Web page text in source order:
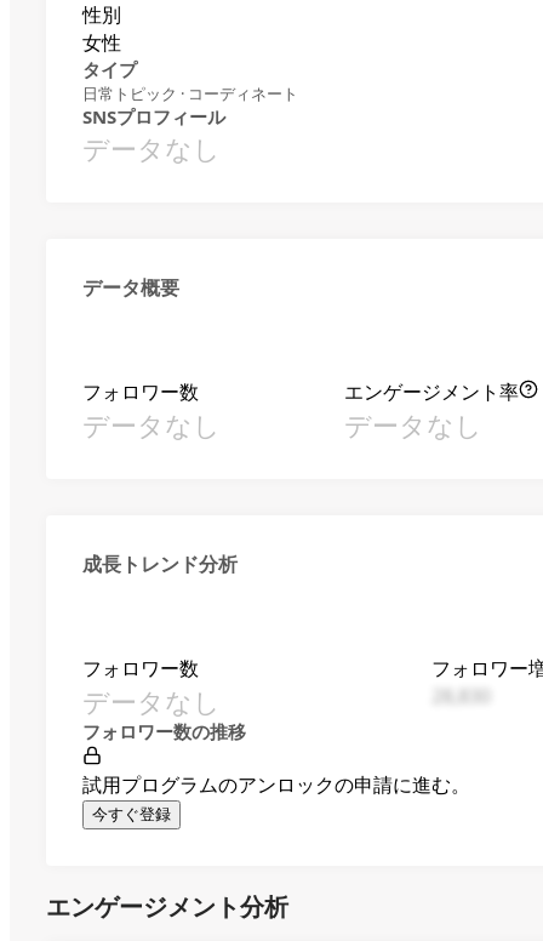
性別
女性
タイプ
日常トピック · コーディネート
SNSプロフィール
データなし
データ概要
フォロワー数
データなし
エンゲージメント率
データなし
成長トレンド分析
フォロワー数
データなし
フォロワー
フォロワー数の推移
試用プログラムのアンロックの申請に進む。
今すぐ登録
エンゲージメント分析